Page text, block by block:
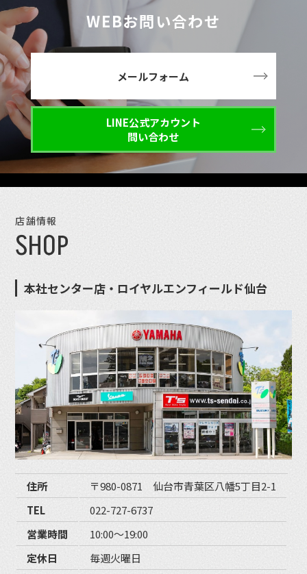
WEBお問い合わせ
メールフォーム
LINE公式アカウント
問い合わせ
店舗情報
SHOP
本社センター店・ロイヤルエンフィールド仙台
住所
〒980-0871 仙台市青葉区八幡5丁目2-1
TEL
022-727-6737
営業時間
10:00〜19:00
定休日
毎週火曜日